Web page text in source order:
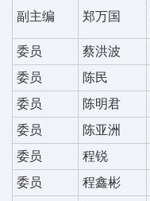
副主编 郑万国
委员
蔡洪波
委员
陈民
委员
陈明君
委员
陈亚洲
委员
程锐
委员
程鑫彬